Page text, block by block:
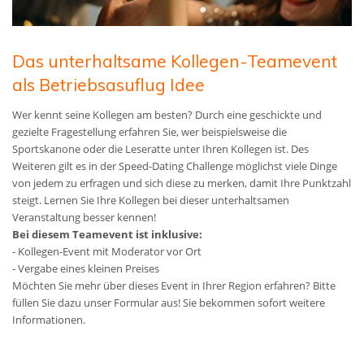
Das unterhaltsame Kollegen-Teamevent
als Betriebsasuflug Idee
Wer kennt seine Kollegen am besten? Durch eine geschickte und
gezielte Fragestellung erfahren Sie, wer beispielsweise die
Sportskanone oder die Leseratte unter Ihren Kollegen ist. Des
Weiteren gilt es in der Speed-Dating Challenge möglichst viele Dinge
von jedem zu erfragen und sich diese zu merken, damit Ihre Punktzahl
steigt. Lernen Sie Ihre Kollegen bei dieser unterhaltsamen
Veranstaltung besser kennen!
Bei diesem Teamevent ist inklusive:
- Kollegen-Event mit Moderator vor Ort
- Vergabe eines kleinen Preises
Möchten Sie mehr über dieses Event in Ihrer Region erfahren? Bitte
füllen Sie dazu unser Formular aus! Sie bekommen sofort weitere
Informationen.